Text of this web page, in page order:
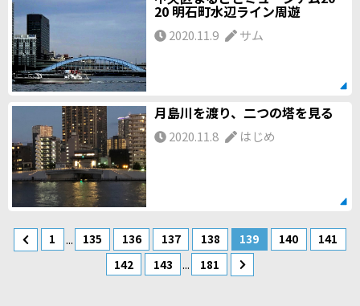
20 明石町水辺ライン周遊
2020.11.9 サム
月島川を渡り、二つの塔を見る
2020.11.8 はじめ
1 ... 135 136 137 138 139 140
141
142
143 ... 181